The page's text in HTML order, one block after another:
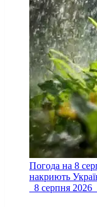
Погода на 8
накриють
8 серпня 2026